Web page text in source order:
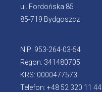
ul. Fordońska 85
85-719 Bydgoszcz
NIP: 953-264-03-54
Regon: 341480705
KRS: 0000477573
Telefon: +48 52 320 11 44